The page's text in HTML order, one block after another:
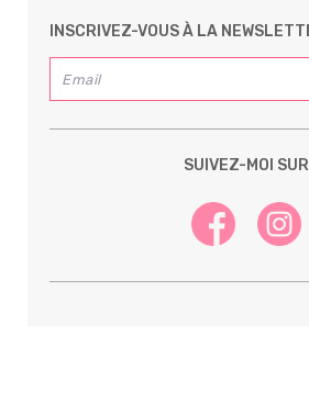
INSCRIVEZ-VOUS À LA
SUIVEZ-MOI SUR